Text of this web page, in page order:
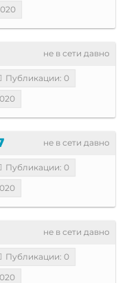
не в сети давно
Публикации: 0
не в сети давно
Публикации: 0
не в сети давно
Публикации: 0